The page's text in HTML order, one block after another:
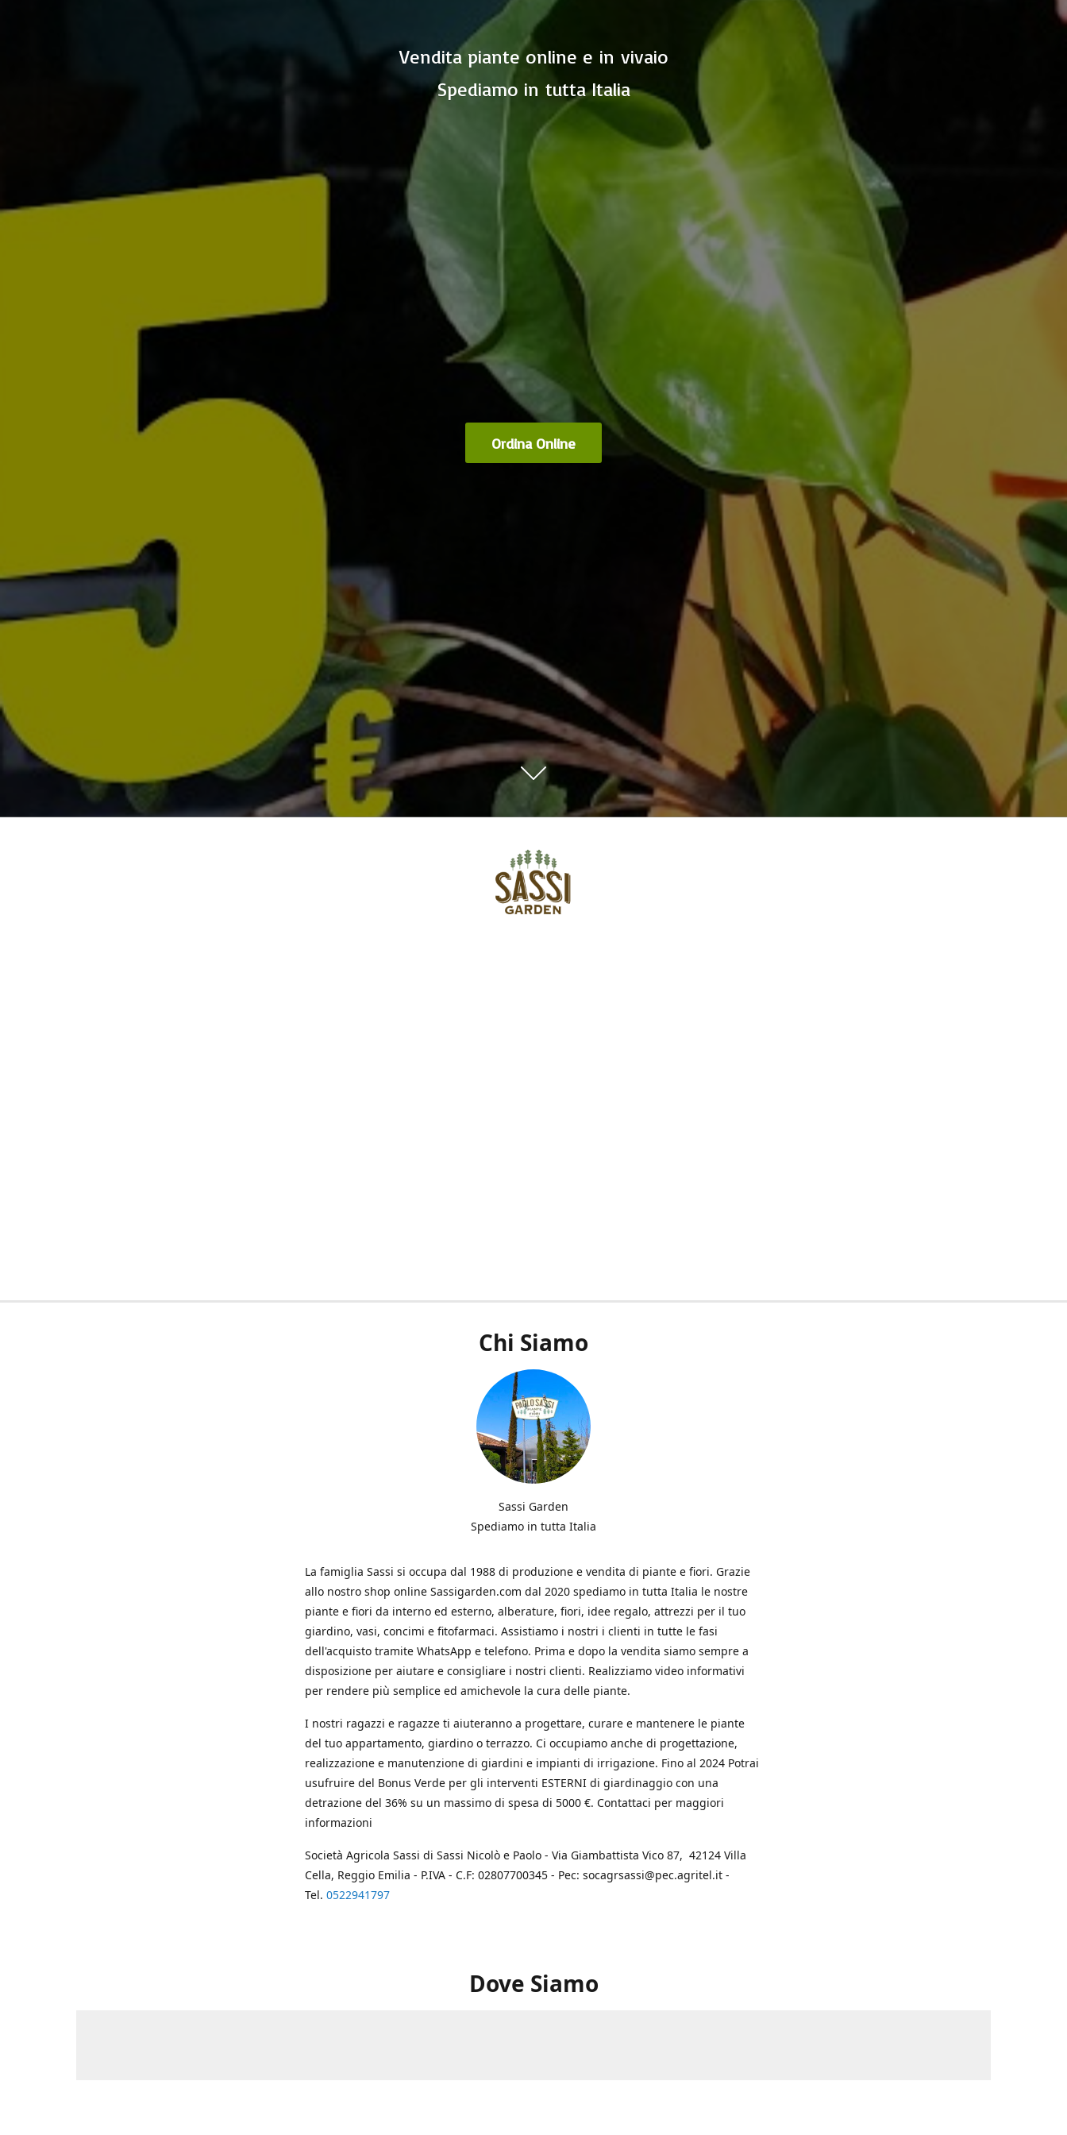
Vendita piante online e in vivaio
Spediamo in tutta Italia
Ordina Online
Chi Siamo
Sassi Garden
Spediamo in tutta Italia
La famiglia Sassi si occupa dal 1988 di produzione e vendita di piante e fiori. Grazie
allo nostro shop online Sassigarden.com dal 2020 spediamo in tutta Italia le nostre
piante e fiori da interno ed esterno, alberature, fiori, idee regalo, attrezzi per il tuo
giardino, vasi, concimi e fitofarmaci. Assistiamo i nostri i clienti in tutte le fasi
dell'acquisto tramite WhatsApp e telefono. Prima e dopo la vendita siamo sempre a
disposizione per aiutare e consigliare i nostri clienti. Realizziamo video informativi
per rendere più semplice ed amichevole la cura delle piante.
I nostri ragazzi e ragazze ti aiuteranno a progettare, curare e mantenere le piante
del tuo appartamento, giardino o terrazzo. Ci occupiamo anche di progettazione,
realizzazione e manutenzione di giardini e impianti di irrigazione. Fino al 2024 Potrai
usufruire del Bonus Verde per gli interventi ESTERNI di giardinaggio con una
detrazione del 36% su un massimo di spesa di 5000 €. Contattaci per maggiori
informazioni
Società Agricola Sassi di Sassi Nicolò e Paolo - Via Giambattista Vico 87, 42124 Villa
Cella, Reggio Emilia - P.IVA - C.F: 02807700345 - Pec: socagrsassi@pec.agritel.it -
Tel. 0522941797
Dove Siamo